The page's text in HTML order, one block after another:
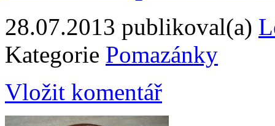
28.07.2013 publikoval(a)
Kategorie Pomazánky
Vložit komentář